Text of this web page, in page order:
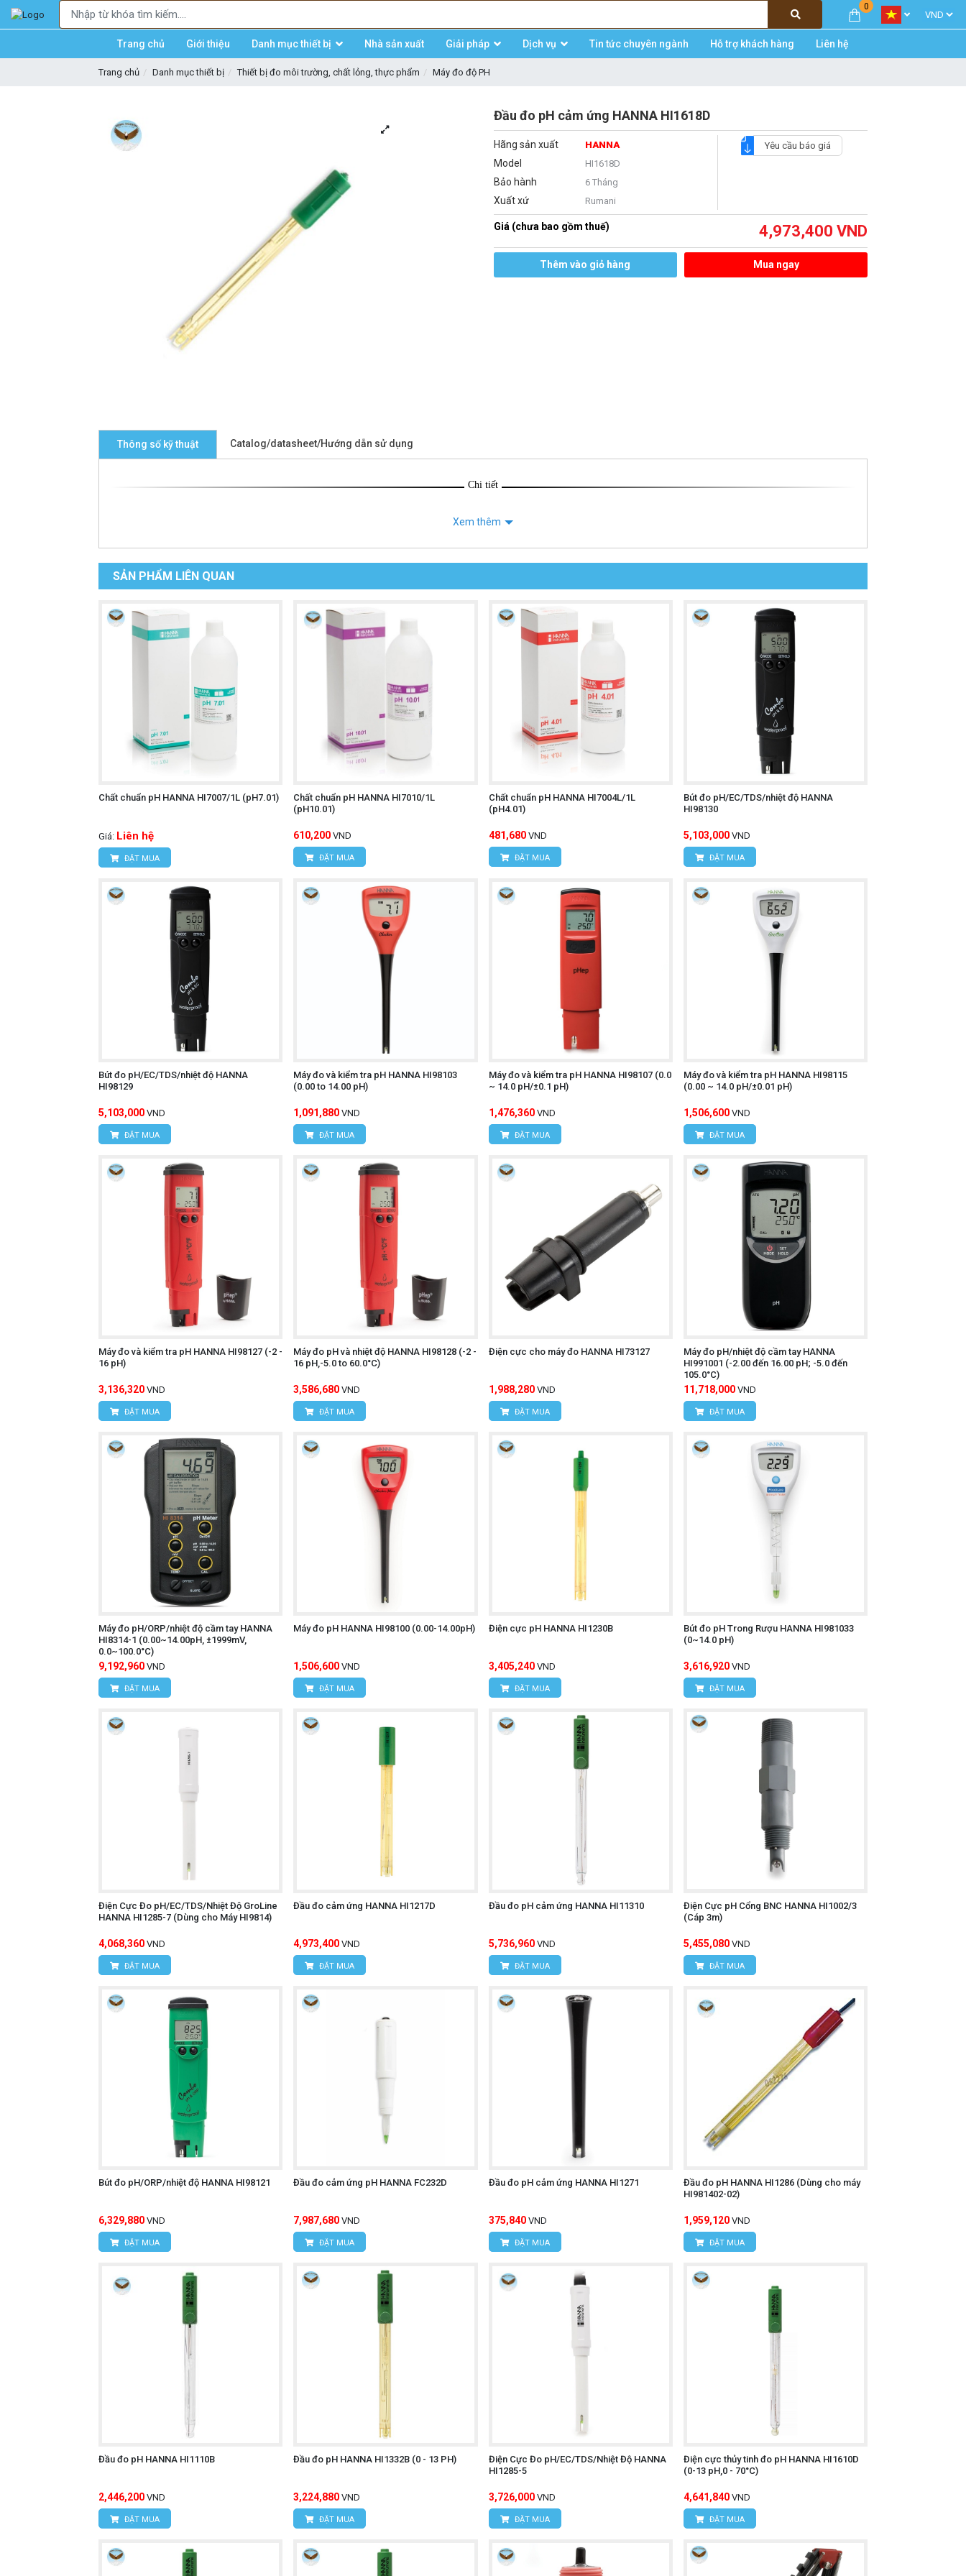
0
Trang chủ Giới thiệu Danh mục thiết bị Nhà sản xuất Giải pháp Dịch vụ Tin tức chuyên ngành Hỗ trợ khách hàng Liên hệ
Trang chủ Danh mục thiết bị Thiết bị đo môi trường, chất lỏng, thực phẩm Máy đo độ PH
Đầu đo pH cảm ứng HANNA HI1618D
Hãng sản xuất HANNA
Model HI1618D
Bảo hành 6 Tháng
Xuất xứ Rumani
Yêu cầu báo giá
Giá (chưa bao gồm thuế) 4,973,400 VND
Thêm vào giỏ hàng Mua ngay
Thông số kỹ thuật Catalog/datasheet/Hướng dẫn sử dụng
Chi tiết
Xem thêm
SẢN PHẨM LIÊN QUAN
Chất chuẩn pH HANNA HI7007/1L (pH7.01)
Giá: Liên hệ
ĐẶT MUA
Chất chuẩn pH HANNA HI7010/1L
(pH10.01)
610,200 VND
ĐẶT MUA
Chất chuẩn pH HANNA HI7004L/1L
(pH4.01)
481,680 VND
ĐẶT MUA
Bút đo pH/EC/TDS/nhiệt độ HANNA
HI98130
5,103,000 VND
ĐẶT MUA
Bút đo pH/EC/TDS/nhiệt độ HANNA
HI98129
5,103,000 VND
ĐẶT MUA
Máy đo và kiểm tra pH HANNA HI98103
(0.00 to 14.00 pH)
1,091,880 VND
ĐẶT MUA
Máy đo và kiểm tra pH HANNA HI98107 (0.0
~ 14.0 pH/±0.1 pH)
1,476,360 VND
ĐẶT MUA
Máy đo và kiểm tra pH HANNA HI98115
(0.00 ~ 14.0 pH/±0.01 pH)
1,506,600 VND
ĐẶT MUA
Máy đo và kiểm tra pH HANNA HI98127 (-2 -
16 pH)
3,136,320 VND
ĐẶT MUA
Máy đo pH và nhiệt độ HANNA HI98128 (-2 -
16 pH,-5.0 to 60.0°C)
3,586,680 VND
ĐẶT MUA
Điện cực cho máy đo HANNA HI73127
1,988,280 VND
ĐẶT MUA
Máy đo pH/nhiệt độ cầm tay HANNA
HI991001 (-2.00 đến 16.00 pH; -5.0 đến
105.0°C)
11,718,000 VND
ĐẶT MUA
Máy đo pH/ORP/nhiệt độ cầm tay HANNA
HI8314-1 (0.00~14.00pH, ±1999mV,
0.0~100.0°C)
9,192,960 VND
ĐẶT MUA
Máy đo pH HANNA HI98100 (0.00-14.00pH)
1,506,600 VND
ĐẶT MUA
Điện cực pH HANNA HI1230B
3,405,240 VND
ĐẶT MUA
Bút đo pH Trong Rượu HANNA HI981033
(0~14.0 pH)
3,616,920 VND
ĐẶT MUA
Điện Cực Đo pH/EC/TDS/Nhiệt Độ GroLine
HANNA HI1285-7 (Dùng cho Máy HI9814)
4,068,360 VND
ĐẶT MUA
Đầu đo cảm ứng HANNA HI1217D
4,973,400 VND
ĐẶT MUA
Đầu đo pH cảm ứng HANNA HI11310
5,736,960 VND
ĐẶT MUA
Điện Cực pH Cổng BNC HANNA HI1002/3
(Cáp 3m)
5,455,080 VND
ĐẶT MUA
Bút đo pH/ORP/nhiệt độ HANNA HI98121
6,329,880 VND
ĐẶT MUA
Đầu đo cảm ứng pH HANNA FC232D
7,987,680 VND
ĐẶT MUA
Đầu đo pH cảm ứng HANNA HI1271
375,840 VND
ĐẶT MUA
Đầu đo pH HANNA HI1286 (Dùng cho máy
HI981402-02)
1,959,120 VND
ĐẶT MUA
Đầu đo pH HANNA HI1110B
2,446,200 VND
ĐẶT MUA
Đầu đo pH HANNA HI1332B (0 - 13 PH)
3,224,880 VND
ĐẶT MUA
Điện Cực Đo pH/EC/TDS/Nhiệt Độ HANNA
HI1285-5
3,726,000 VND
ĐẶT MUA
Điện cực thủy tinh đo pH HANNA HI1610D
(0-13 pH,0 - 70°C)
4,641,840 VND
ĐẶT MUA